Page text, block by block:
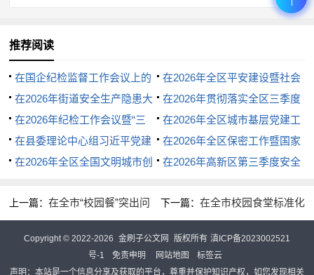
的协同配合能力、应急处置能力和扑火实战能力。通
过演练，及时发现问题，总结经验教训，不断完善应
森林防火物资储备和管理，定期对扑火机具、装备进
行维护保养，确保物资充足、装备完好。要加强森林
防火队伍建设，充实专业扑火力量，提高扑火队员的
业务素质和技能水平。要严格落实24小时值班和领导
带班制度，确保信息畅通，一旦发生火灾，能够迅速
报告、及时处置。
三、加强领导，落实责任，确保春季森林防火工
推荐阅读
在国企纪检监督工作会议上的
讲话
在2026年全区平安建设暨社会
治理工作会议上的讲话
在2026年街道安全生产隐患大
排查大整治大培训大提升工作部
署会上的讲话
在2026年贯彻落实全区三季度
重点工作推进会上的讲话
在2026年纪检工作会议暨“三
化”建设推进会上的讲话
在2026年全区城市基层党建工
作推进会议上的讲话
在县委理论中心组习近平党建
思想专题研讨学习会上的发言材
在2026年全区保密工作暨国家
安全教育推进会上的讲话
在2026年全区全国文明城市创
在2026年高新区第三季度安全
上一篇：在全市“校园餐”突出问
下一篇： 在全市校园食堂标准化
Copyright © 2022-2026 金刷子公文网 版权所有 滇ICP备2023002521
号-1
免责申明 网站地图
标签云
声明：本站是一个信息分享及获取的平台，尊重并保护知识产权，如您发现相关